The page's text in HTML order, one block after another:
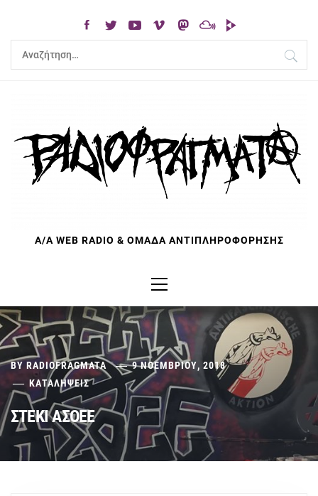
content
Αναζήτηση
για:
Α/Α WEB RADIO & ΟΜΑΔΑ ΑΝΤΙΠΛΗΡΟΦΟΡΗΣΗΣ
Menu
BY RADIOFRAGMATA
9 ΝΟΕΜΒΡΊΟΥ, 2018
ΚΑΤΑΛΗΨΕΙΣ
ΣΤΕΚΙ ΑΣΟΕΕ